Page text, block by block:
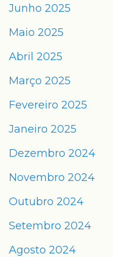
Junho 2025
Maio 2025
Abril 2025
Março 2025
Fevereiro 2025
Janeiro 2025
Dezembro 2024
Novembro 2024
Outubro 2024
Setembro 2024
Agosto 2024